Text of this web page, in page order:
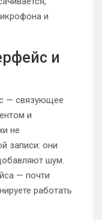
и
и
— связующее
и
не
записи: они
шум.
— почти
работать